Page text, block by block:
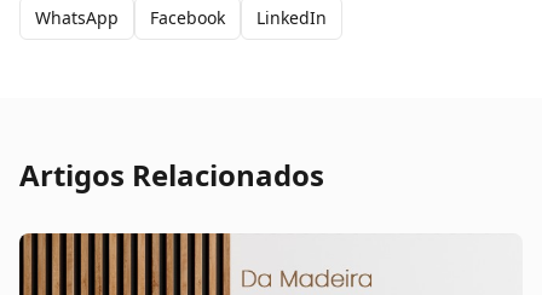
WhatsApp Facebook LinkedIn
Artigos Relacionados